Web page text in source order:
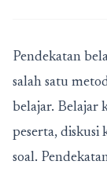
Pendekatan
salah satu
belajar. Belajar
peserta, diskusi
soal.